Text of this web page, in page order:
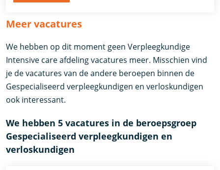
Meer vacatures
We hebben op dit moment geen Verpleegkundige
Intensive care afdeling vacatures meer. Misschien vind
je de vacatures van de andere beroepen binnen de
Gespecialiseerd verpleegkundigen en verloskundigen
ook interessant.
We hebben 5 vacatures in de beroepsgroep
Gespecialiseerd verpleegkundigen en
verloskundigen